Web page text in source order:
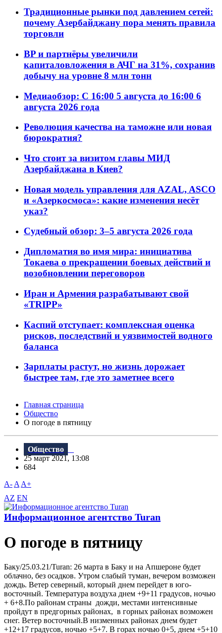
Традиционные рынки под давлением сетей:
почему Азербайджану пора менять правила
торговли
BP и партнёры увеличили
капиталовложения в АЧГ на 31%, сохранив
добычу на уровне 8 млн тонн
Медиаобзор: С 16:00 5 августа до 16:00 6
августа 2026 года
Революция качества на таможне или новая
бюрократия?
Что стоит за визитом главы МИД
Азербайджана в Киев?
Новая модель управления для AZAL, ASCO
и «Азеркосмоса»: какие изменения несёт
указ?
Судебный обзор: 3–5 августа 2026 года
Дипломатия во имя мира: инициатива
Токаева о прекращении боевых действий и
возобновлении переговоров
Иран и Армения разрабатывают свой
«TRIPP»
Каспий отступает: комплексная оценка
рисков, последствий и уязвимостей водного
баланса
Зарплаты растут, но жизнь дорожает
быстрее там, где это заметнее всего
Главная страница
Общество
О погоде в пятницу
Общество
25 март 2021, 13:08
684
A- A A+
AZ EN
Информационное агентство Turan
О погоде в пятницу
Баку/25.03.21/Turan: 26 марта в Баку и на Апшероне будет
облачно, без осадков. Утром слабый туман, вечером возможен
дождь. Ветер северный, который днем перейдет в юго-
восточный. Температура воздуха днем +9+11 градусов, ночью
+ 6+8.По районам страны дожди, местами интенсивные
пройдут в предгорных районах, в горных районах возможен
снег. Ветер восточный.В низменных районах днем будет
+12+17 градусов, ночью +5+7. В горах ночью 0+5, днем +5+10